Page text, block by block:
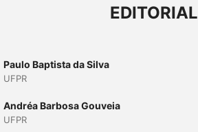
EDITORIAL
Paulo Baptista da Silva
UFPR
Andréa Barbosa Gouveia
UFPR